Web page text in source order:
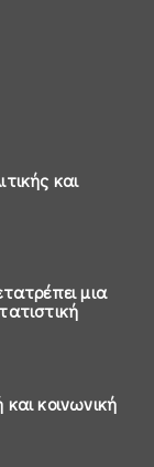
και
μια
κοινωνική